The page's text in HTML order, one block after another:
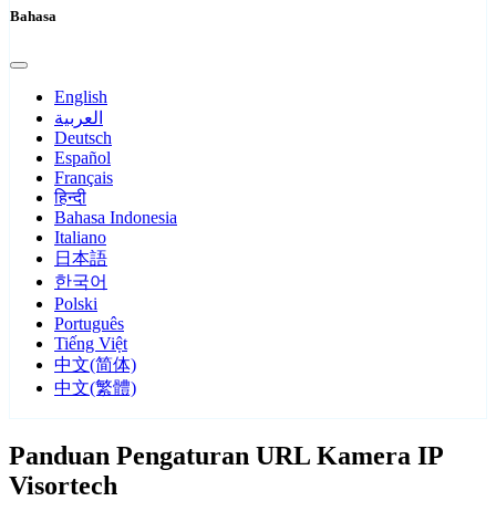
Bahasa
English
العربية
Deutsch
Español
Français
हिन्दी
Bahasa Indonesia
Italiano
日本語
한국어
Polski
Português
Tiếng Việt
中文(简体)
中文(繁體)
Panduan Pengaturan URL Kamera IP
Visortech